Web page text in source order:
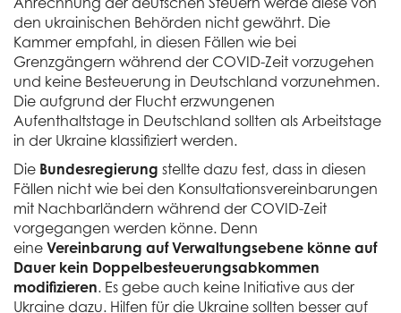
den ukrainischen Behörden nicht gewährt. Die
Kammer empfahl, in diesen Fällen wie bei
Grenzgängern während der COVID-Zeit vorzugehen
und keine Besteuerung in Deutschland vorzunehmen.
Die aufgrund der Flucht erzwungenen
Aufenthaltstage in Deutschland sollten als Arbeitstage
in der Ukraine klassifiziert werden.
Die Bundesregierung stellte dazu fest, dass in diesen
Fällen nicht wie bei den Konsultationsvereinbarungen
mit Nachbarländern während der COVID-Zeit
vorgegangen werden könne. Denn
eine Vereinbarung auf Verwaltungsebene könne auf
Dauer kein Doppelbesteuerungsabkommen
modifizieren. Es gebe auch keine Initiative aus der
Ukraine dazu. Hilfen für die Ukraine sollten besser auf